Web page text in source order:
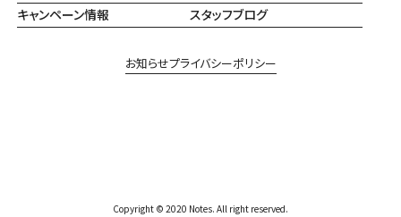
Copyright © 2020 Notes. All right reserved.
キャンペーン情報
スタッフブログ
お知らせプライバシーポリシー